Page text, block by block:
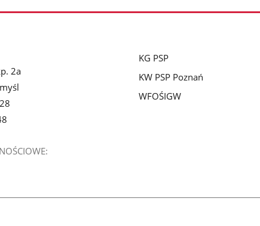
2a
KG PSP
KW PSP Poznań
WFOŚIGW